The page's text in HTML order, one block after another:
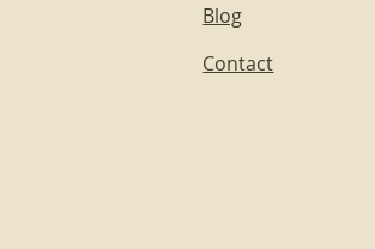
Blog
Contact